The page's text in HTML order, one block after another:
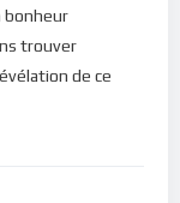
soucis
et pour
infini et
Paul
bonheur
trouver
de ce